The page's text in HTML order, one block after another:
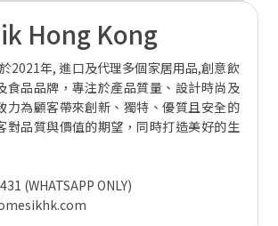
Hong Kong
2021年, 進口及代理多個家居用品,創意飲
食品品牌，專注於產品質量、設計時尚及
力為顧客帶來創新、獨特、優質且安全的
對品質與價值的期望，同時打造美好的生
(WHATSAPP ONLY)